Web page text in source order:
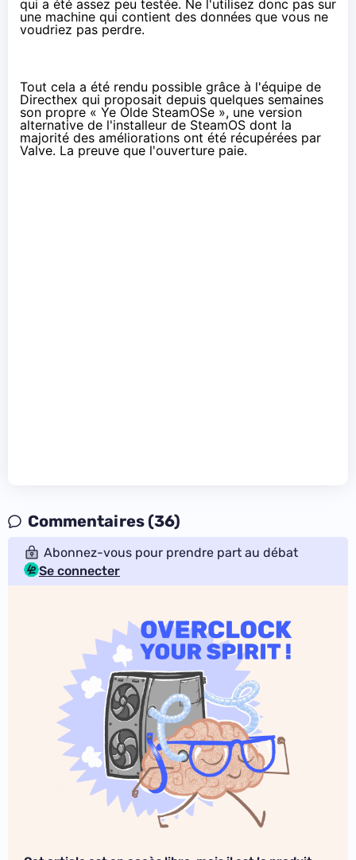
qui a été assez peu testée. Ne l'utilisez donc pas sur
une machine qui contient des données que vous ne
voudriez pas perdre.
Tout cela a été rendu possible grâce à l'équipe de
Directhex qui proposait depuis quelques semaines
son propre « Ye Olde SteamOSe », une version
alternative de l'installeur de SteamOS dont la
majorité des améliorations ont été récupérées par
Valve. La preuve que l'ouverture paie.
Commentaires (36)
Abonnez-vous pour prendre part au débat
Se connecter